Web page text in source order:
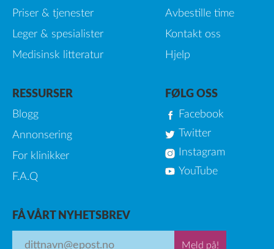
Priser & tjenester
Leger & spesialister
Medisinsk litteratur
Avbestille time
Kontakt oss
Hjelp
RESSURSER
Blogg
Annonsering
For klinikker
F.A.Q
FØLG OSS
Facebook
Twitter
Instagram
YouTube
FÅ VÅRT NYHETSBREV
Meld på!